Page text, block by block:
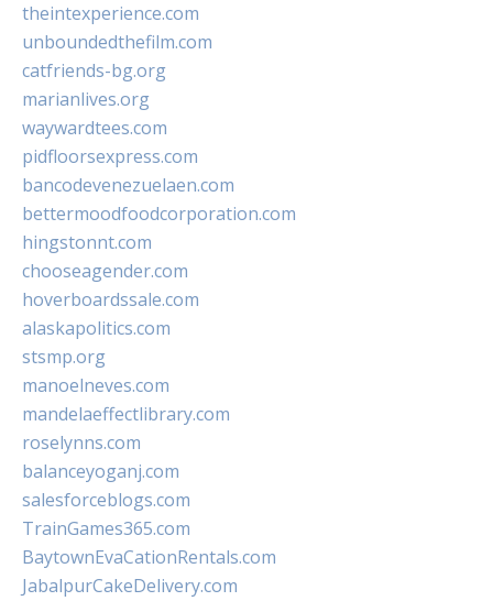
theintexperience.com
unboundedthefilm.com
catfriends-bg.org
marianlives.org
waywardtees.com
pidfloorsexpress.com
bancodevenezuelaen.com
bettermoodfoodcorporation.com
hingstonnt.com
chooseagender.com
hoverboardssale.com
alaskapolitics.com
stsmp.org
manoelneves.com
mandelaeffectlibrary.com
roselynns.com
balanceyoganj.com
salesforceblogs.com
TrainGames365.com
BaytownEvaCationRentals.com
JabalpurCakeDelivery.com